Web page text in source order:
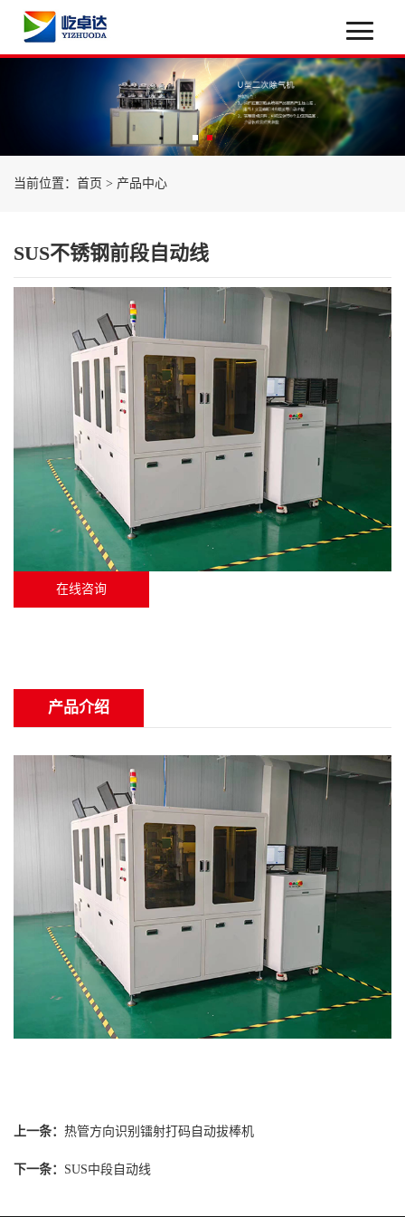
当前位置： 首页 > 产品中心
SUS不锈钢前段自动线
在线咨询
产品介绍
上一条： 热管方向识别镭射打码自动拔棒机
下一条： SUS中段自动线